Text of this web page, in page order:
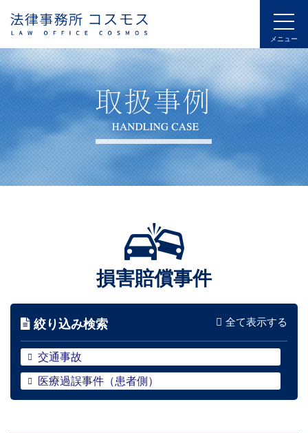
損害賠償事件
絞り込み検索 全て表示する
交通事故
医療過誤事件（患者側）